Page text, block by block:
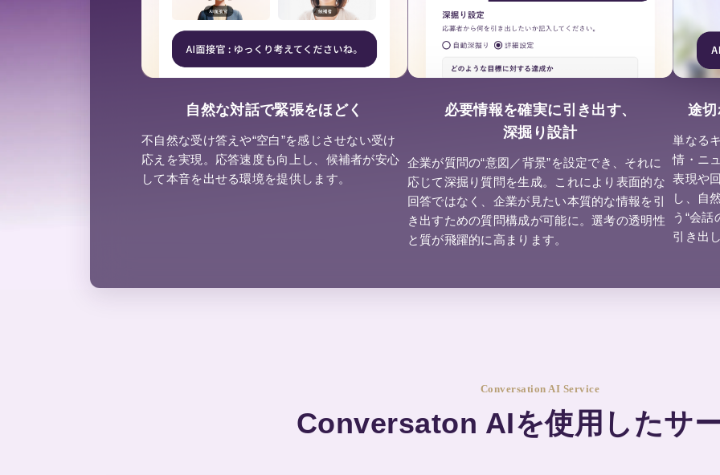
自然な対話で緊張をほどく
不自然な受け答えや“空白”を感じさせない受け
応えを実現。応答速度も向上し、候補者が安心
して本音を出せる環境を提供します。
必要情報を確実に引き出す、
深掘り設計
企業が質問の“意図／背景”を設定でき、それに
応じて深掘り質問を生成。これにより表面的な
回答ではなく、企業が見たい本質的な情報を引
き出すための質問構成が可能に。選考の透明性
と質が飛躍的に高まります。
途
単なる
情・ニ
表現や
し、自
う“会
引き出
Conversation AI Service
Conversaton AIを使用したサ